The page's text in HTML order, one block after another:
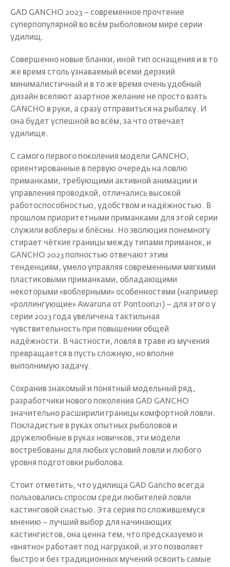
GAD GANCHO 2023 – современное прочтение
суперпопулярной во всём рыболовном мире серии
удилищ.
Совершенно новые бланки, иной тип оснащения и в то
же время столь узнаваемый всеми дерзкий
минималистичный и в то же время очень удобный
дизайн вселяют азартное желание не просто взять
GANCHO в руки, а сразу отправиться на рыбалку. И
она будет успешной во всём, за что отвечает
удилище.
С самого первого поколения модели GANCHO,
ориентированные в первую очередь на ловлю
приманками, требующими активной анимации и
управления проводкой, отличались высокой
работоспособностью, удобством и надёжностью. В
прошлом приоритетными приманками для этой серии
служили воблеры и блёсны. Но эволюция понемногу
стирает чёткие границы между типами приманок, и
GANCHO 2023 полностью отвечают этим
тенденциям, умело управляя современными мягкими
пластиковыми приманками, обладающими
некоторыми «воблерными» особенностями (например
«роллингующие» Awaruna от Pontoon21) – для этого у
серии 2023 года увеличена тактильная
чувствительность при повышении общей
надёжности. В частности, ловля в траве из мучения
превращается в пусть сложную, но вполне
выполнимую задачу.
Сохранив знакомый и понятный модельный ряд,
разработчики нового поколения GAD GANCHO
значительно расширили границы комфортной ловли.
Покладистые в руках опытных рыболовов и
дружелюбные в руках новичков, эти модели
востребованы для любых условий ловли и любого
уровня подготовки рыболова.
Стоит отметить, что удилища GAD Gancho всегда
пользовались спросом среди любителей ловли
кастинговой снастью. Эта серия по сложившемуся
мнению – лучший выбор для начинающих
кастингистов, она ценна тем, что предсказуемо и
«внятно» работает под нагрузкой, и это позволяет
быстро и без традиционных мучений освоить самые